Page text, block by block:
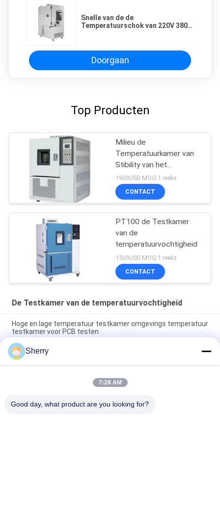
Snelle van de de
Temperatuurschok van 220V 380V
Doorgaan
Top Producten
Milieu de
Temperatuurkamer van
Stibility van het
laboratoriummateriaal
1900USD MOQ:1 reeks
CONTACT
PT100 de Testkamer
van de
temperatuurvochtigheid
1500USD MOQ:1 reeks
CONTACT
De Testkamer van de temperatuurvochtigheid
Hoge en lage temperatuur testkamer omgevings temperatuur
testkamer voor PCB testen
Temperatuurvochtigheidstestkamer
Temperatuurnauwkeurigheid ±0,5°C Met Temperatuurbereik
-70°C ~ 180°C
Temperatuur- en vochtigheidstestkamer Hoog- en
Sherry
7:28 AM
Good day, what product are you looking for?